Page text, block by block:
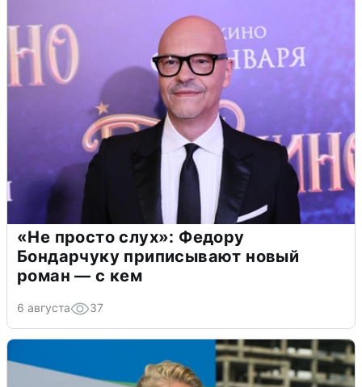
«Не просто слух»: Федору
Бондарчуку приписывают новый
роман — с кем
6 августа 37